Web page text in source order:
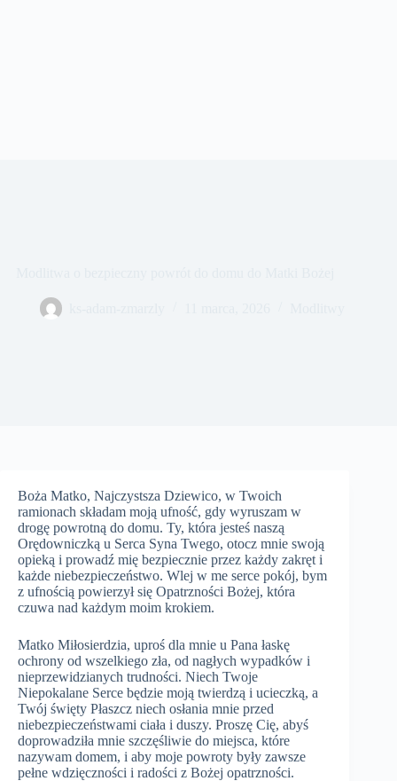
Boża Matko, Najczystsza Dziewico, w Twoich
ramionach składam moją ufność, gdy wyruszam w
drogę powrotną do domu. Ty, która jesteś naszą
Orędowniczką u Serca Syna Twego, otocz mnie swoją
opieką i prowadź mię bezpiecznie przez każdy zakręt i
każde niebezpieczeństwo. Wlej w me serce pokój, bym
z ufnością powierzył się Opatrzności Bożej, która
czuwa nad każdym moim krokiem.
Matko Miłosierdzia, uproś dla mnie u Pana łaskę
ochrony od wszelkiego zła, od nagłych wypadków i
nieprzewidzianych trudności. Niech Twoje
Niepokalane Serce będzie moją twierdzą i ucieczką, a
Twój święty Płaszcz niech osłania mnie przed
niebezpieczeństwami ciała i duszy. Proszę Cię, abyś
doprowadziła mnie szczęśliwie do miejsca, które
nazywam domem, i aby moje powroty były zawsze
pełne wdzięczności i radości z Bożej opatrzności.